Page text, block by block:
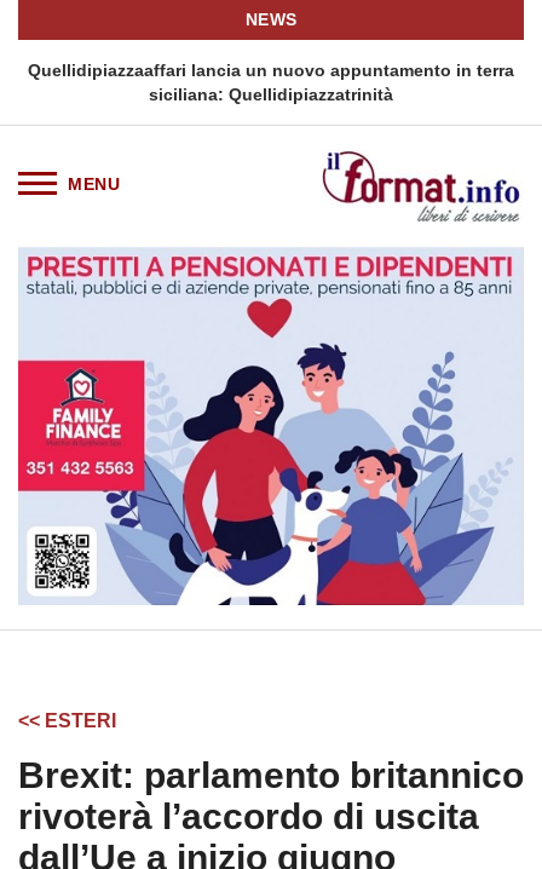
NEWS
Quellidipiazzaaffari lancia un nuovo appuntamento in terra
siciliana: Quellidipiazzatrinità
<< ESTERI
Brexit: parlamento britannico
rivoterà l’accordo di uscita
dall’Ue a inizio giugno